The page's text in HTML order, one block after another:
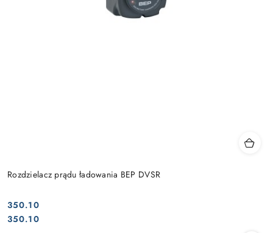
Rozdzielacz prądu ładowania BEP DVSR
Cena:
350.10
Cena:
350.10